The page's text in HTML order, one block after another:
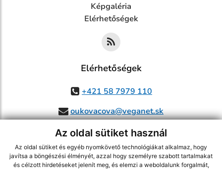
Az oldal sütiket használ
Az oldal sütiket és egyéb nyomkövető technológiákat alkalmaz, hogy
javítsa a böngészési élményét, azzal hogy személyre szabott tartalmakat
és célzott hirdetéseket jelenít meg, és elemzi a weboldalunk forgalmát,
Képgaléria
Elérhetőségek
Elérhetőségek
+421 58 7979 110
oukovacova@veganet.sk
jusson a legfrissebb információkhoz az RSS csatornánkon keresztűl,
ECHELON 2 tartalomkezelő rendszer,Honlap térkép,Internetes portál